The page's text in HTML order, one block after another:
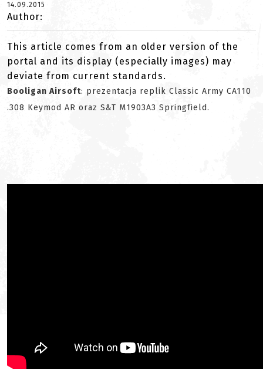
14.09.2015
Author:
This article comes from an older version of the
portal and its display (especially images) may
deviate from current standards.
Booligan Airsoft: prezentacja replik Classic Army CA110
.308 Keymod AR oraz S&T M1903A3 Springfield.